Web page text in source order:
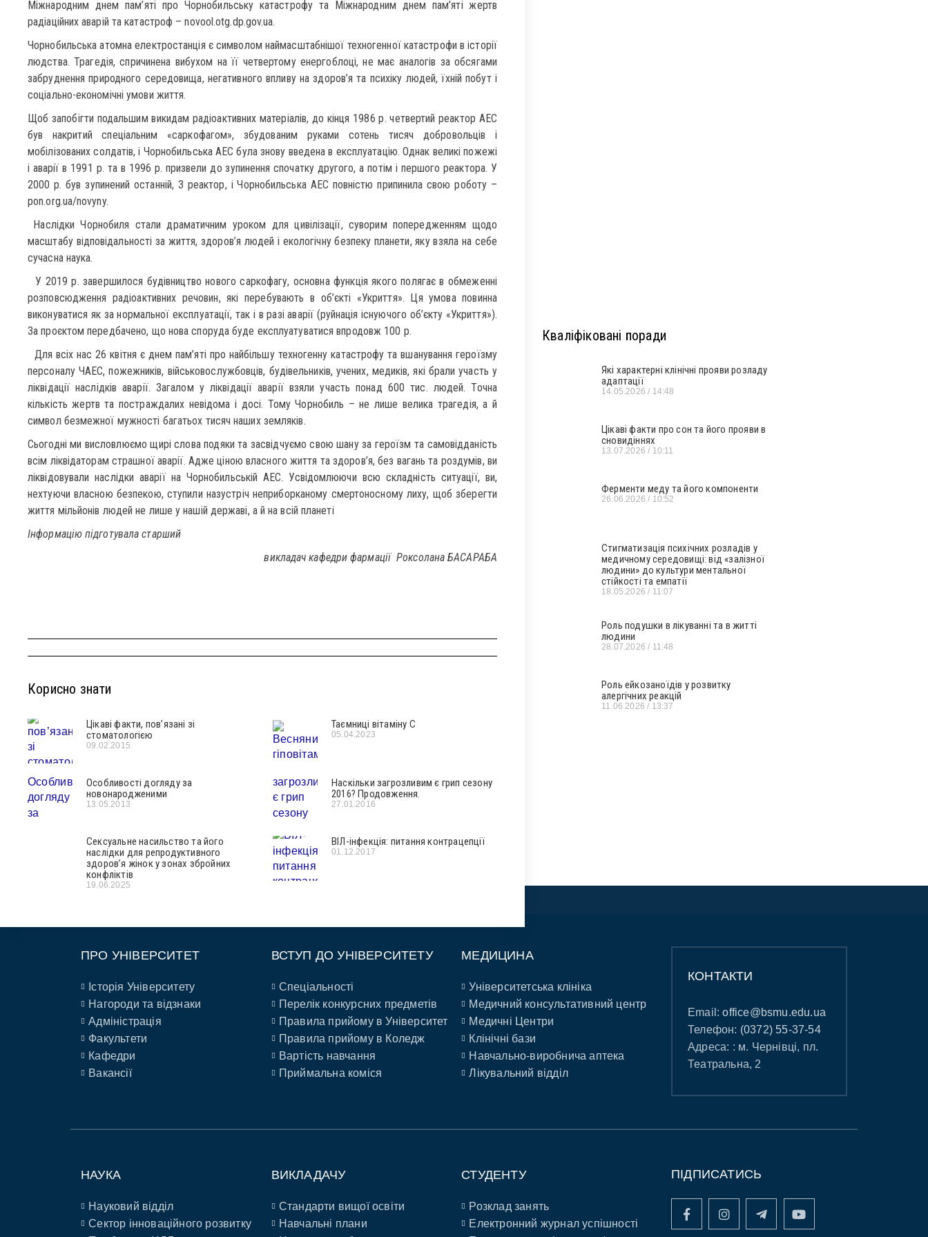
Міжнародним днем пам’яті про Чорнобильську катастрофу та Міжнародним днем пам’яті жертв
радіаційних аварій та катастроф – novool.otg.dp.gov.ua.
Чорнобильська атомна електростанція є символом наймасштабнішої техногенної катастрофи в історії
людства. Трагедія, спричинена вибухом на її четвертому енергоблоці, не має аналогів за обсягами
забруднення природного середовища, негативного впливу на здоров’я та психіку людей, їхній побут і
соціально-економічні умови життя.
Щоб запобігти подальшим викидам радіоактивних матеріалів, до кінця 1986 р. четвертий реактор АЕС
був накритий спеціальним «саркофагом», збудованим руками сотень тисяч добровольців і
мобілізованих солдатів, і Чорнобильська АЕС була знову введена в експлуатацію. Однак великі пожежі
і аварії в 1991 р. та в 1996 р. призвели до зупинення спочатку другого, а потім і першого реактора. У
2000 р. був зупинений останній, 3 реактор, і Чорнобильська АЕС повністю припинила свою роботу –
pon.org.ua/novyny.
Наслідки Чорнобиля стали драматичним уроком для цивілізації, суворим попередженням щодо
масштабу відповідальності за життя, здоров’я людей і екологічну безпеку планети, яку взяла на себе
сучасна наука.
У 2019 р. завершилося будівництво нового саркофагу, основна функція якого полягає в обмеженні
розповсюдження радіоактивних речовин, які перебувають в об’єкті «Укриття». Ця умова повинна
виконуватися як за нормальної експлуатації, так і в разі аварії (руйнація існуючого об’єкту «Укриття»).
За проєктом передбачено, що нова споруда буде експлуатуватися впродовж 100 р.
Для всіх нас 26 квітня є днем пам’яті про найбільшу техногенну катастрофу та вшанування героїзму
персоналу ЧАЕС, пожежників, військовослужбовців, будівельників, учених, медиків, які брали участь у
ліквідації наслідків аварії. Загалом у ліквідації аварії взяли участь понад 600 тис. людей. Точна
кількість жертв та постраждалих невідома і досі. Тому Чорнобиль – не лише велика трагедія, а й
символ безмежної мужності багатьох тисяч наших земляків.
Сьогодні ми висловлюємо щирі слова подяки та засвідчуємо свою шану за героїзм та самовідданість
всім ліквідаторам страшної аварії. Адже ціною власного життя та здоров’я, без вагань та роздумів, ви
ліквідовували наслідки аварії на Чорнобильській АЕС. Усвідомлюючи всю складність ситуації, ви,
нехтуючи власною безпекою, ступили назустріч неприборканому смертоносному лиху, щоб зберегти
життя мільйонів людей не лише у нашій державі, а й на всій планеті
Інформацію підготувала старший
викладач кафедри фармації Роксолана БАСАРАБА
Корисно знати
Цікаві факти, пов’язані зі
стоматологією
09.02.2015
Таємниці вітаміну С
05.04.2023
Особливості догляду за
новонародженими
13.05.2013
Наскільки загрозливим є грип сезону
2016? Продовження.
27.01.2016
Сексуальне насильство та його
наслідки для репродуктивного
здоров’я жінок у зонах збройних
конфліктів
19.06.2025
ВІЛ-інфекція: питання контрацепції
01.12.2017
Кваліфіковані поради
Які характерні клінічні прояви розладу
адаптації
14.05.2026 14:48
Цікаві факти про сон та його прояви в
сновидіннях
13.07.2026 10:11
Ферменти меду та його компоненти
26.06.2026 10:52
Стигматизація психічних розладів у
медичному середовищі: від «залізної
людини» до культури ментальної
стійкості та емпатії
18.05.2026 11:07
Роль подушки в лікуванні та в житті
людини
28.07.2026 11:48
Роль ейкозаноїдів у розвитку
алергічних реакцій
11.06.2026 13:37
ПРО УНІВЕРСИТЕТ
Історія Університету
Нагороди та відзнаки
Адміністрація
Факультети
Кафедри
Вакансії
ВСТУП ДО УНІВЕРСИТЕТУ
Спеціальності
Перелік конкурсних предметів
Правила прийому в Університет
Правила прийому в Коледж
Вартість навчання
Приймальна коміся
МЕДИЦИНА
Університетська клініка
Медичний консультативний центр
Медичні Центри
Клінічні бази
Навчально-виробнича аптека
Лікувальний відділ
КОНТАКТИ
Email:office@bsmu.edu.ua
Телефон: (0372) 55-37-54
Адреса: : м. Чернівці, пл.
Театральна, 2
НАУКА
Науковий відділ
Сектор інноваційного розвитку
ВИКЛАДАЧУ
Стандарти вищої освіти
Навчальні плани
СТУДЕНТУ
Розклад занять
Електронний журнал успішності
ПІДПИСАТИСЬ